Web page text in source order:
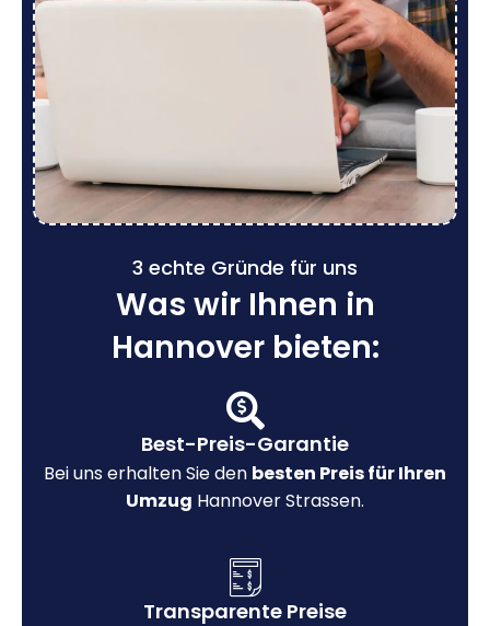
3 echte Gründe für uns
Was wir Ihnen in
Hannover bieten:
Best-Preis-Garantie
Bei uns erhalten Sie den besten Preis für Ihren
Umzug Hannover Strassen.
Transparente Preise